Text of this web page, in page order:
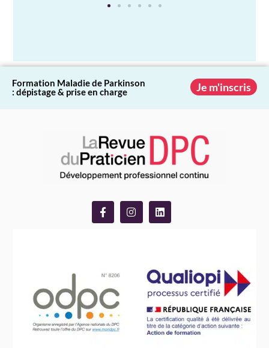
Formation Maladie de Parkinson
: dépistage & prise en charge
Je m'inscris